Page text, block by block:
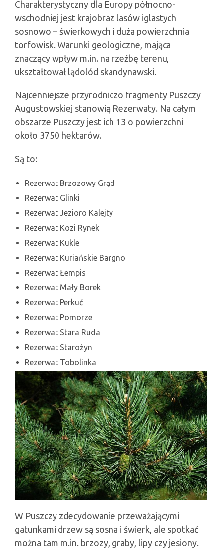
Charakterystyczny dla Europy północno-
wschodniej jest krajobraz lasów iglastych
sosnowo – świerkowych i duża powierzchnia
torfowisk. Warunki geologiczne, mająca
znaczący wpływ m.in. na rzeźbę terenu,
ukształtował lądolód skandynawski.
Najcenniejsze przyrodniczo fragmenty Puszczy
Augustowskiej stanowią Rezerwaty. Na całym
obszarze Puszczy jest ich 13 o powierzchni
około 3750 hektarów.
Są to:
Rezerwat Brzozowy Grąd
Rezerwat Glinki
Rezerwat Jezioro Kalejty
Rezerwat Kozi Rynek
Rezerwat Kukle
Rezerwat Kuriańskie Bargno
Rezerwat Łempis
Rezerwat Mały Borek
Rezerwat Perkuć
Rezerwat Pomorze
Rezerwat Stara Ruda
Rezerwat Starożyn
Rezerwat Tobolinka
W Puszczy zdecydowanie przeważającymi
gatunkami drzew są sosna i świerk, ale spotkać
można tam m.in. brzozy, graby, lipy czy jesiony.